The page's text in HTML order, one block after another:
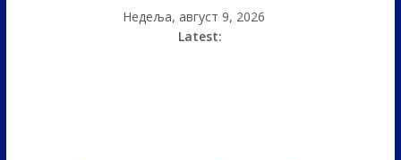
Недеља, август 9, 2026
Latest: